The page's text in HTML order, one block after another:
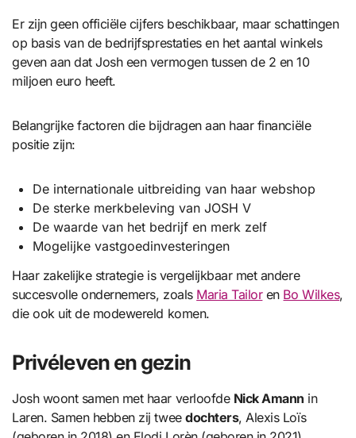
Er zijn geen officiële cijfers beschikbaar, maar schattingen
op basis van de bedrijfsprestaties en het aantal winkels
geven aan dat Josh een vermogen tussen de 2 en 10
miljoen euro heeft.
Belangrijke factoren die bijdragen aan haar financiële
positie zijn:
De internationale uitbreiding van haar webshop
De sterke merkbeleving van JOSH V
De waarde van het bedrijf en merk zelf
Mogelijke vastgoedinvesteringen
Haar zakelijke strategie is vergelijkbaar met andere
succesvolle ondernemers, zoals Maria Tailoren Bo Wilkes,
die ook uit de modewereld komen.
Privéleven en gezin
Josh woont samen met haar verloofde Nick Amann in
Laren. Samen hebben zij tweedochters, Alexis Loïs